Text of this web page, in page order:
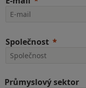
Společnost
Průmyslový sektor